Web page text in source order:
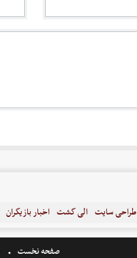
طراحی سایت الی گشت اخبار بازیگران
صفحه نخست